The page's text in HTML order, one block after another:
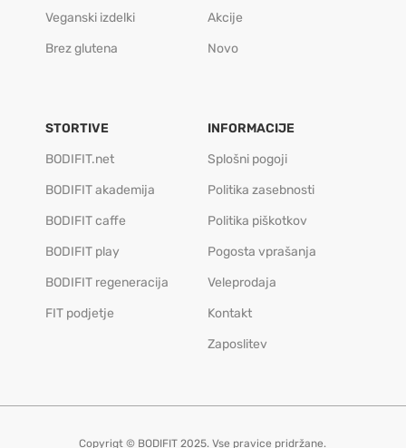
Veganski izdelki
Brez glutena
Akcije
Novo
STORTIVE
BODIFIT.net
BODIFIT akademija
BODIFIT caffe
BODIFIT play
BODIFIT regeneracija
FIT podjetje
INFORMACIJE
Splošni pogoji
Politika zasebnosti
Politika piškotkov
Pogosta vprašanja
Veleprodaja
Kontakt
Zaposlitev
Copyrigt © BODIFIT 2025. Vse pravice pridržane.